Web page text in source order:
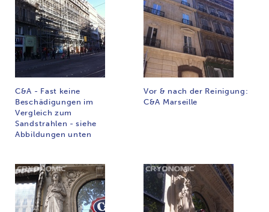
C&A - Fast keine
Beschädigungen im
Vergleich zum
Sandstrahlen - siehe
Abbildungen unten
Vor & nach der Reinigung:
C&A Marseille